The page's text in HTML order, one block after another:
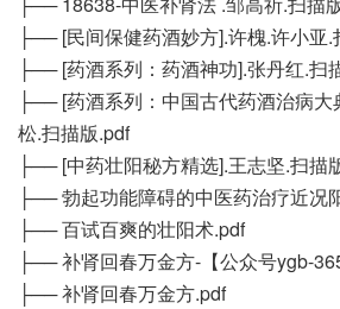
├── [民间保健药酒妙方].许槐.许小亚.
├── [药酒系列：药酒神功].张丹红.扫
├── [药酒系列：中国古代药酒治病大
松.扫描版.pdf
├── [中药壮阳秘方精选].王志坚.扫描
├── 勃起功能障碍的中医药治疗近况
├── 百试百爽的壮阳术.pdf
├── 补肾回春万金方-【公众号ygb-
├── 补肾回春万金方.pdf